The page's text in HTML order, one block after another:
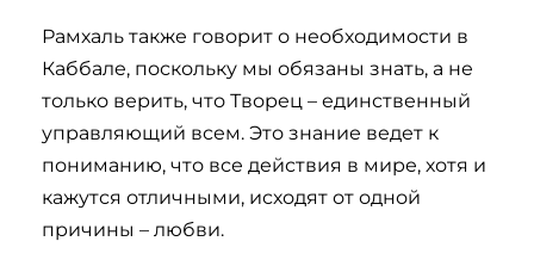
Рамхаль также говорит о необходимости в
Каббале, поскольку мы обязаны знать, а не
только верить, что Творец – единственный
управляющий всем. Это знание ведет к
пониманию, что все действия в мире, хотя и
кажутся отличными, исходят от одной
причины – любви.